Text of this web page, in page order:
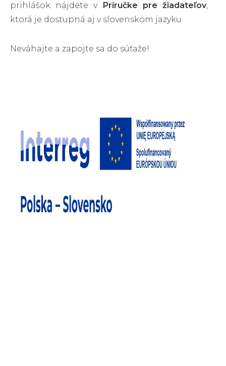
prihlášok nájdete v
Príručke pre žiadateľov,
ktorá je dostupná aj v slovenskom jazyku.
Neváhajte a zapojte sa do súťaže!